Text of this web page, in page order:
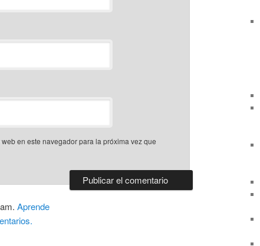
en este navegador para la próxima vez que
Aprende